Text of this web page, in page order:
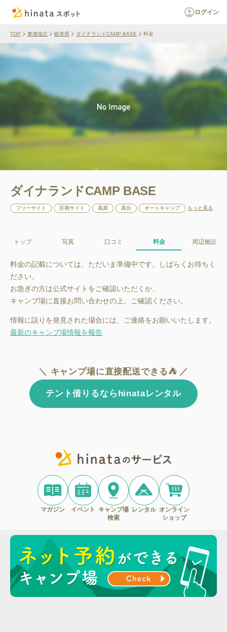
ログイン
TOP 東海地方 岐阜県 ダイナランドCAMP BASE 料金
ダイナランドCAMP BASE
フリーサイト 区画サイト 高原 高台 オートキャンプ もっと見る
トップ 写真 口コミ 料金 周辺施設
料金の記載については、ただいま準備中です。しばらくお待ちく
ださい。
お急ぎの方は公式サイトをご確認いただくか、
キャンプ場に直接お問い合わせの上、ご確認ください。
情報に誤りを発見された場合には、ご連絡をお願いいたします。
最新のキャンプ場情報を報告
＼ キャンプ場に直接配送できる⛺ ／
テント借りるならhinataレンタル
マガジン イベント
キャンプ場
検索
レンタル オンライン
ショップ